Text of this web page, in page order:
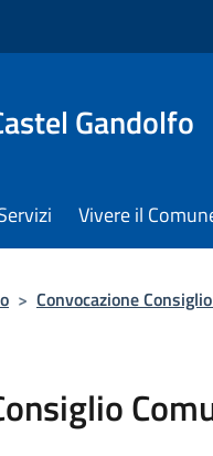
Gandolfo
Vivere il
> Convocazione